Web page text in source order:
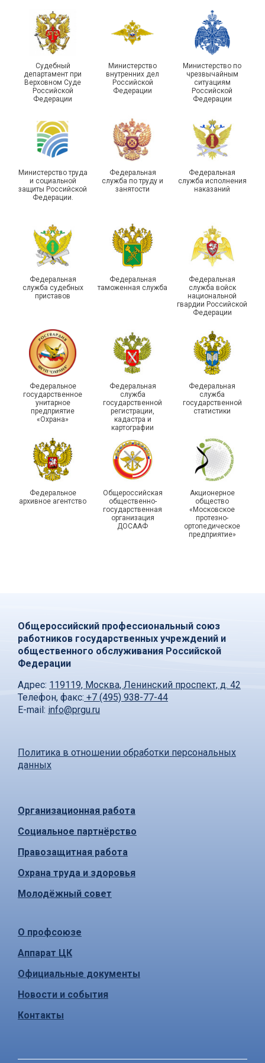
Чествование ветеранов
боевых действий
Самарской области
Подписано соглашение с
области
Единство традиций и сила
организаций ГУФСИН
России по Пермскому
краю приняли участие в
туристическом слете
215-й юбилей
государственной
статистики отметили в
Республике Саха (Якутия)
Храбрым детям – добрые
подарки
Судебный
департамент при
Верховном Суде
Российской
Федерации
Министерство
внутренних дел
Российской
Федерации
Министерство по
чрезвычайным
ситуациям
Российской
Федерации
Министерство труда
и социальной
защиты Российской
Федерации.
Федеральная
служба по труду и
занятости
Федеральная
служба исполнения
наказаний
Федеральная
служба судебных
приставов
Федеральная
таможенная служба
Федеральная
служба войск
национальной
гвардии Российской
Федерации
Федеральное
государственное
унитарное
предприятие
«Охрана»
Федеральная
служба
государственной
регистрации,
кадастра и
картографии
Федеральная
служба
государственной
статистики
Федеральное
архивное агентство
Общероссийская
общественно-
государственная
организация
ДОСААФ
Акционерное
общество
«Московское
протезно-
ортопедическое
предприятие»
Общероссийский профессиональный союз
работников государственных учреждений и
общественного обслуживания Российской
Федерации
Адрес: 119119, Москва, Ленинский проспект, д. 42
Телефон, факс: +7 (495) 938-77-44
E-mail: info@prgu.ru
Политика в отношении обработки персональных
данных
Организационная работа
Социальное партнёрство
Правозащитная работа
Охрана труда и здоровья
Молодёжный совет
О профсоюзе
Аппарат ЦК
Официальные документы
Новости и события
Контакты